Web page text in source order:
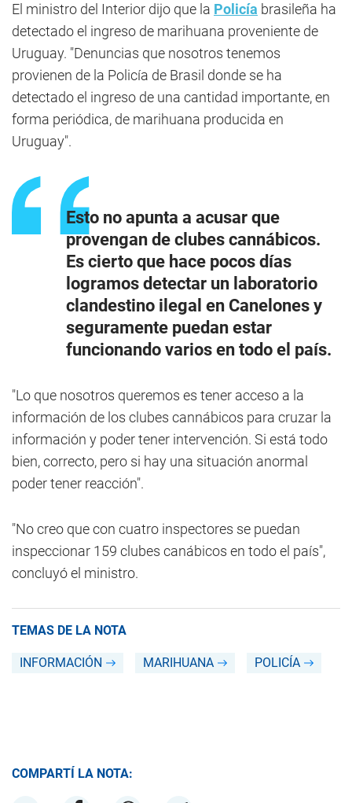
El ministro del Interior dijo que la Policía brasileña ha
detectado el ingreso de marihuana proveniente de
Uruguay. "Denuncias que nosotros tenemos
provienen de la Policía de Brasil donde se ha
detectado el ingreso de una cantidad importante, en
forma periódica, de marihuana producida en
Uruguay".
Esto no apunta a acusar que
provengan de clubes cannábicos.
Es cierto que hace pocos días
logramos detectar un laboratorio
clandestino ilegal en Canelones y
seguramente puedan estar
funcionando varios en todo el país.
"Lo que nosotros queremos es tener acceso a la
información de los clubes cannábicos para cruzar la
información y poder tener intervención. Si está todo
bien, correcto, pero si hay una situación anormal
poder tener reacción".
"No creo que con cuatro inspectores se puedan
inspeccionar 159 clubes canábicos en todo el país",
concluyó el ministro.
TEMAS DE LA NOTA
INFORMACIÓN MARIHUANA POLICÍA
COMPARTÍ LA NOTA: